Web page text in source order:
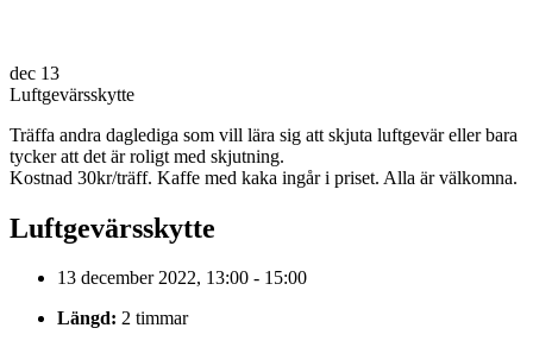
dec 13
Luftgevärsskytte
Träffa andra daglediga som vill lära sig att skjuta luftgevär eller bara
tycker att det är roligt med skjutning.
Kostnad 30kr/träff. Kaffe med kaka ingår i priset. Alla är välkomna.
Luftgevärsskytte
13 december 2022, 13:00 - 15:00
Längd: 2 timmar